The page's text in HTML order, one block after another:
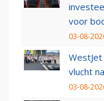
voor
03-08-
vlucht
03-08-